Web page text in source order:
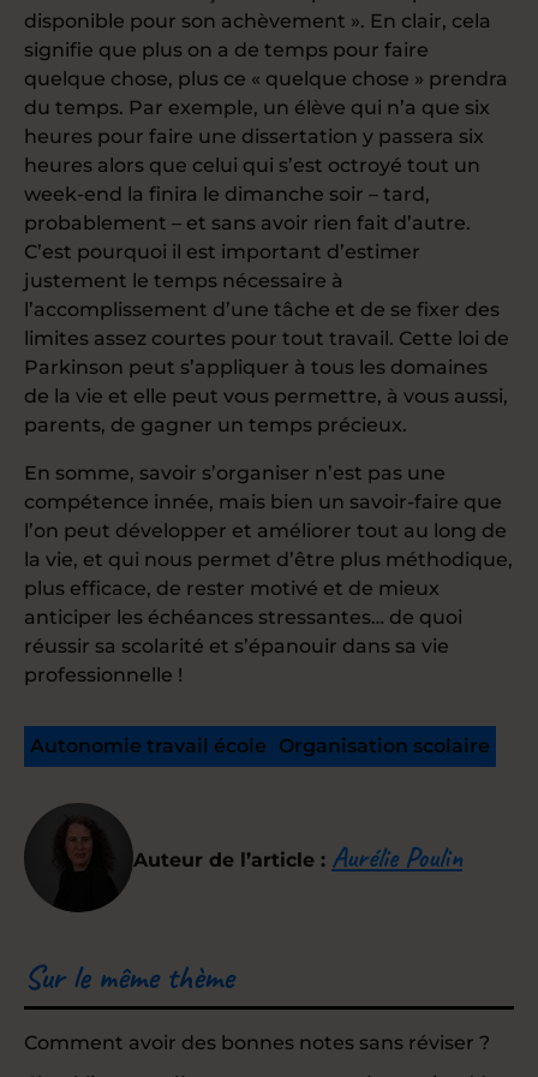
disponible pour son achèvement ». En clair, cela
signifie que plus on a de temps pour faire
quelque chose, plus ce « quelque chose » prendra
du temps. Par exemple, un élève qui n’a que six
heures pour faire une dissertation y passera six
heures alors que celui qui s’est octroyé tout un
week-end la finira le dimanche soir – tard,
probablement – et sans avoir rien fait d’autre.
C’est pourquoi il est important d’estimer
justement le temps nécessaire à
l’accomplissement d’une tâche et de se fixer des
limites assez courtes pour tout travail. Cette loi de
Parkinson peut s’appliquer à tous les domaines
de la vie et elle peut vous permettre, à vous aussi,
parents, de gagner un temps précieux.
En somme, savoir s’organiser n’est pas une
compétence innée, mais bien un savoir-faire que
l’on peut développer et améliorer tout au long de
la vie, et qui nous permet d’être plus méthodique,
plus efficace, de rester motivé et de mieux
anticiper les échéances stressantes… de quoi
réussir sa scolarité et s’épanouir dans sa vie
professionnelle !
Autonomie travail école Organisation scolaire
Auteur de l’article : Aurélie Poulin
Sur le même thème
Comment avoir des bonnes notes sans réviser ?